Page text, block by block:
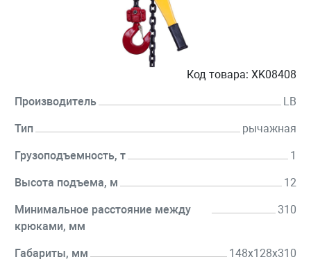
Код товара: XK08408
Производитель LB
Тип рычажная
Грузоподъемность, т 1
Высота подъема, м 12
Минимальное расстояние между
крюками, мм
310
Габариты, мм 148x128x310